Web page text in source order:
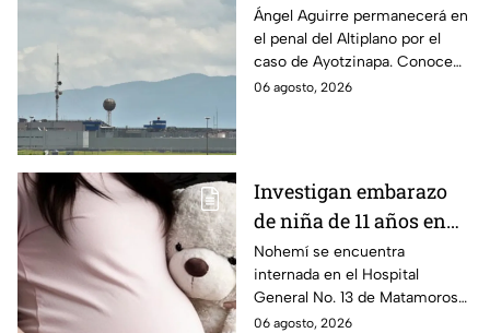
permanecerá Ángel
Aguirre por caso
Ayotzinapa
Ángel Aguirre permanecerá en
el penal del Altiplano por el
caso de Ayotzinapa. Conoce
dónde está, cómo es esta
06 agosto, 2026
Investigan embarazo
de niña de 11 años en
Matamoros,
Tamaulipas; ¿qué pasó
con Nohemí?
Nohemí se encuentra
internada en el Hospital
General No. 13 de Matamoros
tras complicaciones por un
06 agosto, 2026